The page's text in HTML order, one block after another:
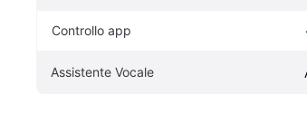
Controllo app
Assistente Vocale